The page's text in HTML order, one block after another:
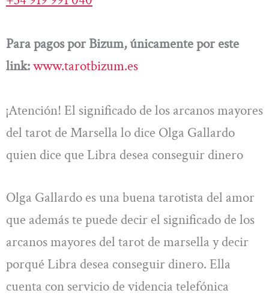
Para pagos por Bizum, únicamente por este
link:www.tarotbizum.es
¡Atención! El significado de los arcanos mayores
del tarot de Marsella lo dice Olga Gallardo
quien dice que Libra desea conseguir dinero
Olga Gallardo es una buena tarotista del amor
que además te puede decir el significado de los
arcanos mayores del tarot de marsella y decir
porqué Libra desea conseguir dinero. Ella
cuenta con servicio de videncia telefónica